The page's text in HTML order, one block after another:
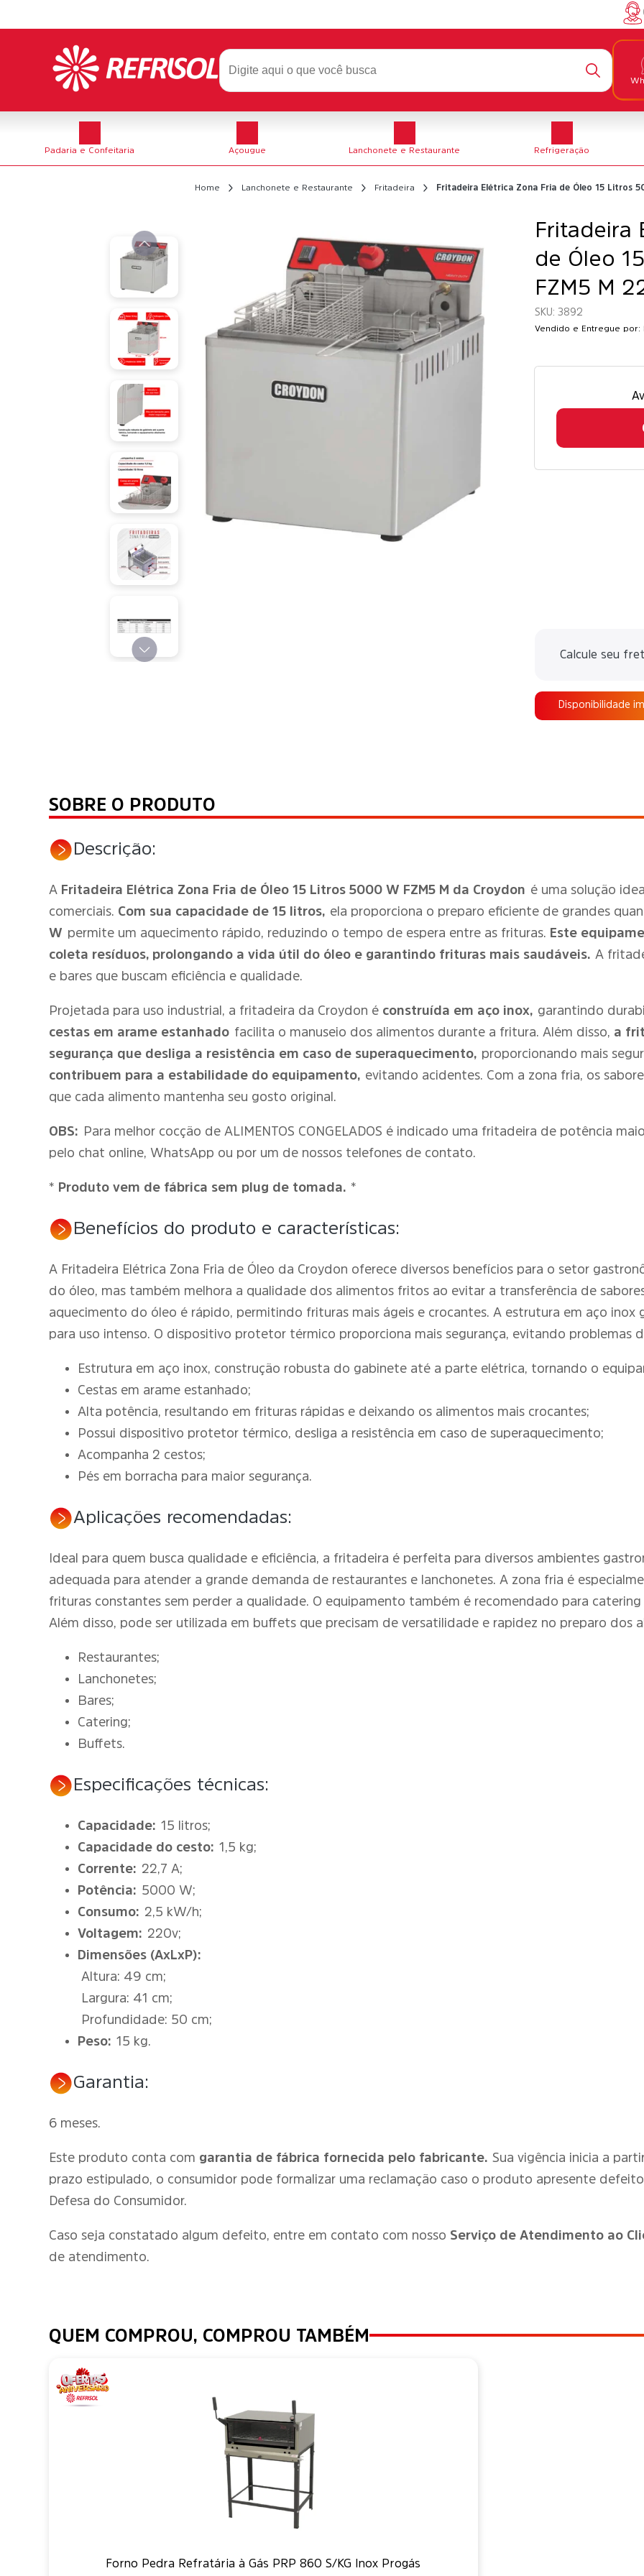
Padaria e Confeitaria Açougue Lanchonete e Restaurante Refrigeração
Home Lanchonete e Restaurante Fritadeira Fritadeira Elétrica Zona Fria de Óleo 15 Litros
Fritadeira
de Óleo
FZM5 M
3892
Vendido e Entregue por:
Calcule seu
Disponibilidade
SOBRE O PRODUTO
Descrição:
A Fritadeira Elétrica Zona Fria de Óleo 15 Litros 5000 W FZM5 M da Croydon é uma solução
comerciais. Com sua capacidade de 15 litros, ela proporciona o preparo eficiente de grandes
W permite um aquecimento rápido, reduzindo o tempo de espera entre as frituras.
Este
coleta resíduos, prolongando a vida útil do óleo e garantindo frituras mais saudáveis. A
e bares que buscam eficiência e qualidade.
Projetada para uso industrial, a fritadeira da Croydon é construída em aço inox, garantindo
cestas em arame estanhado facilita o manuseio dos alimentos durante a fritura. Além disso, a
segurança que desliga a resistência em caso de superaquecimento, proporcionando mais
contribuem para a estabilidade do equipamento, evitando acidentes. Com a zona fria, os
que cada alimento mantenha seu gosto original.
OBS:
Para melhor cocção de ALIMENTOS CONGELADOS é indicado uma fritadeira de potência
pelo chat online, WhatsApp ou por um de nossos telefones de contato.
* Produto vem de fábrica sem plug de tomada. *
Benefícios do produto e características:
A Fritadeira Elétrica Zona Fria de Óleo da Croydon oferece diversos benefícios para o setor
do óleo, mas também melhora a qualidade dos alimentos fritos ao evitar a transferência de
aquecimento do óleo é rápido, permitindo frituras mais ágeis e crocantes. A estrutura em aço inox
para uso intenso. O dispositivo protetor térmico proporciona mais segurança, evitando problemas
Estrutura em aço inox, construção robusta do gabinete até a parte elétrica, tornando o
Cestas em arame estanhado;
Alta potência, resultando em frituras rápidas e deixando os alimentos mais crocantes;
Possui dispositivo protetor térmico, desliga a resistência em caso de superaquecimento;
Acompanha 2 cestos;
Pés em borracha para maior segurança.
Aplicações recomendadas:
Ideal para quem busca qualidade e eficiência, a fritadeira é perfeita para diversos ambientes
adequada para atender a grande demanda de restaurantes e lanchonetes. A zona fria é
frituras constantes sem perder a qualidade. O equipamento também é recomendado para catering
Além disso, pode ser utilizada em buffets que precisam de versatilidade e rapidez no preparo dos
Restaurantes;
Lanchonetes;
Bares;
Catering;
Buffets.
Especificações técnicas:
Capacidade: 15 litros;
Capacidade do cesto: 1,5 kg;
Corrente: 22,7 A;
Potência: 5000 W;
Consumo: 2,5 kW/h;
Voltagem: 220v;
Dimensões (AxLxP):
Altura: 49 cm;
Largura: 41 cm;
Profundidade: 50 cm;
Peso: 15 kg.
Garantia:
6 meses.
Este produto conta com garantia de fábrica fornecida pelo fabricante. Sua vigência inicia a
prazo estipulado, o consumidor pode formalizar uma reclamação caso o produto apresente
Defesa do Consumidor.
Caso seja constatado algum defeito, entre em contato com nosso Serviço de Atendimento ao
de atendimento.
QUEM COMPROU, COMPROU TAMBÉM
Forno Pedra Refratária à Gás PRP 860 S/KG Inox Progás